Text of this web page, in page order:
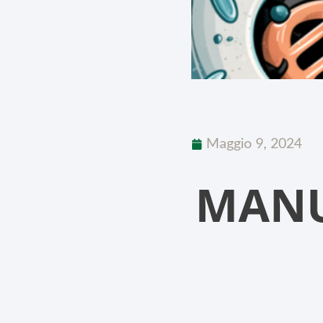
Maggio 9, 2024